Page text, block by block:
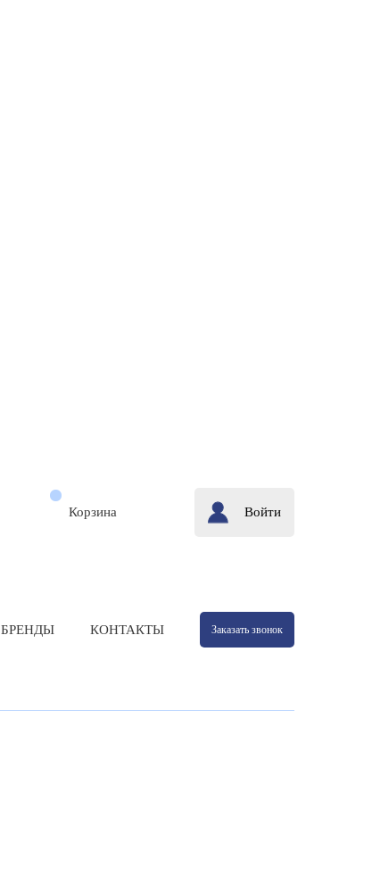
Корзина Войти
БРЕНДЫ КОНТАКТЫ Заказать звонок